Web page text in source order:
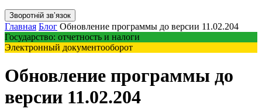
Зворотній звʼязок
Главная Блог Обновление программы до версии 11.02.204
Государство: отчетность и налоги
Электронный документооборот
Обновление программы до
версии 11.02.204